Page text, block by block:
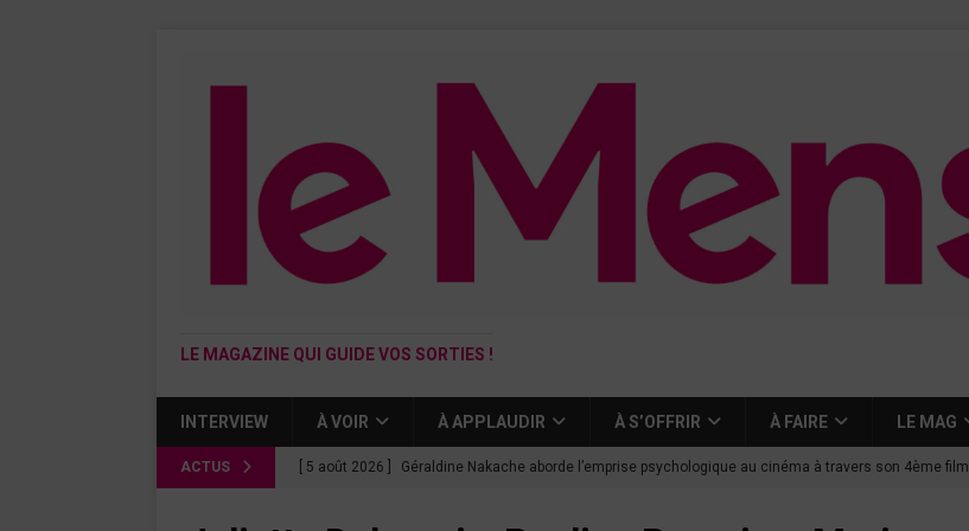
LE MAGAZINE QUI GUIDE VOS SORTIES !
INTERVIEW À VOIR À APPLAUDIR À S’OFFRIR À FAIRE LE MAG
ACTUS [ 5 août 2026 ] Géraldine Nakache aborde l’emprise psychologique au cinéma à travers son 4ème film